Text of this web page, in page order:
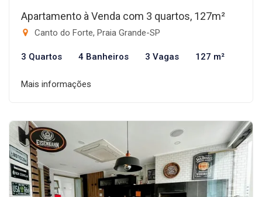
Apartamento à Venda com 3 quartos, 127m²
Canto do Forte, Praia Grande-SP
3 Quartos 4 Banheiros 3 Vagas 127 m²
Mais informações